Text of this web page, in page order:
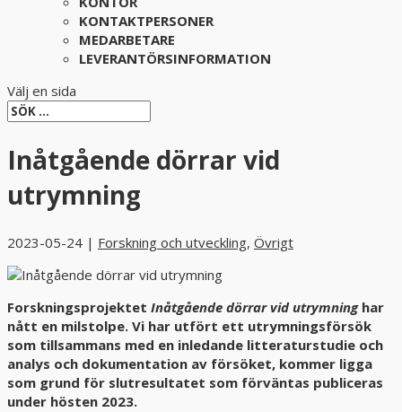
KONTAKTPERSONER
MEDARBETARE
LEVERANTÖRSINFORMATION
Välj en sida
Inåtgående dörrar vid
utrymning
2023-05-24 | Forskning och utveckling, Övrigt
Forskningsprojektet Inåtgående dörrar vid utrymninghar
nått en milstolpe. Vi har utfört ett utrymningsförsök
som tillsammans med en inledande litteraturstudie och
analys och dokumentation av försöket, kommer ligga
som grund för slutresultatet som förväntas publiceras
under hösten 2023.